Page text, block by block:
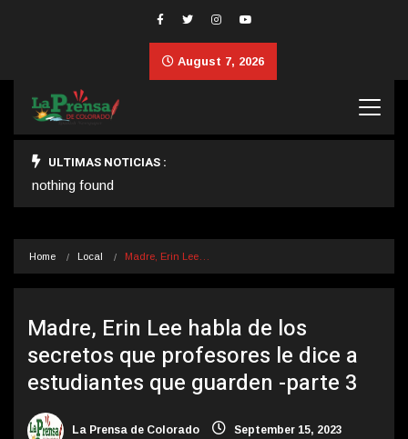
August 7, 2026
ULTIMAS NOTICIAS :
nothing found
Home Local Madre, Erin Lee…
Madre, Erin Lee habla de los
secretos que profesores le dice a
estudiantes que guarden -parte 3
La Prensa de Colorado September 15, 2023